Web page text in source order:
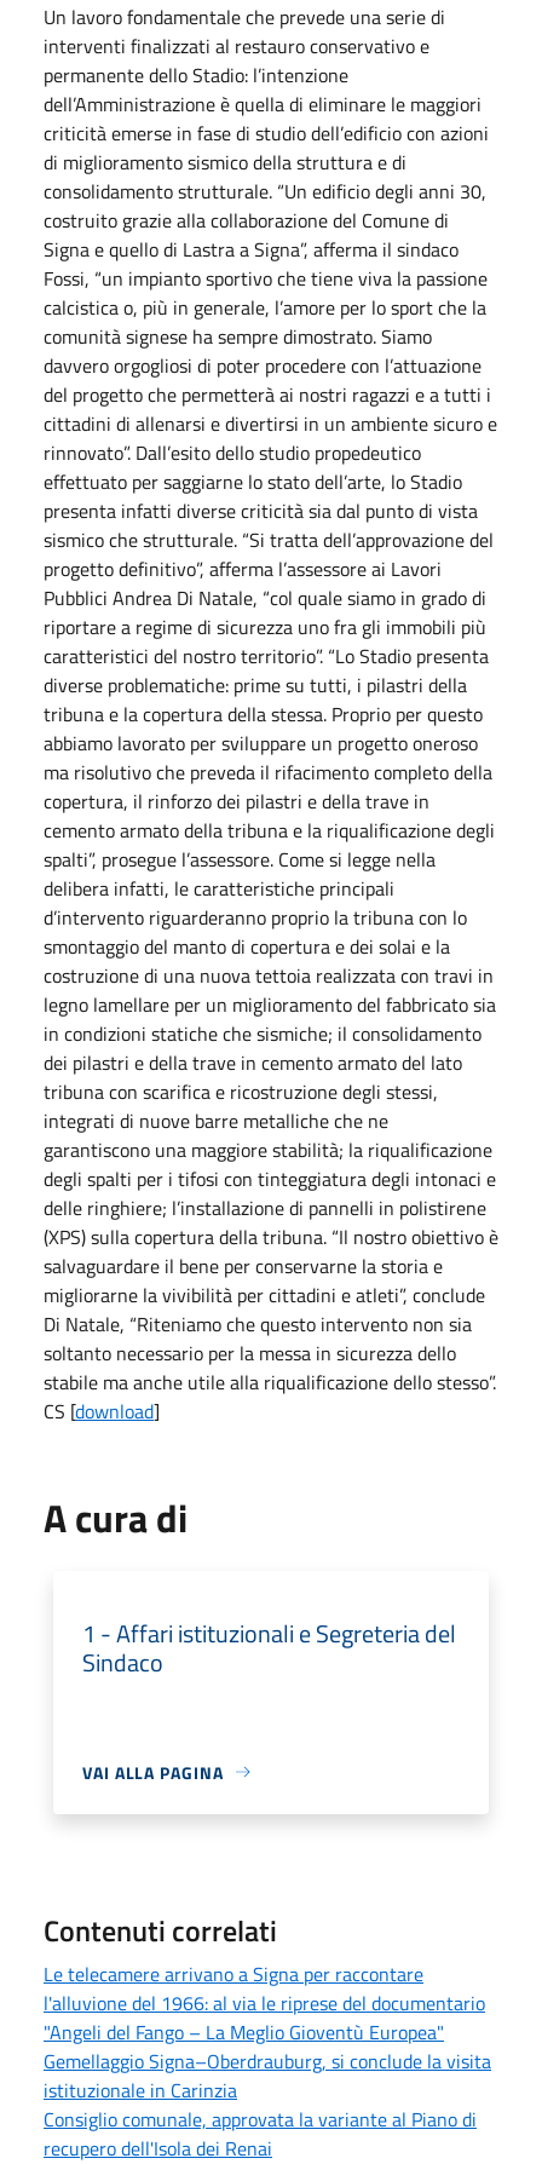
Un lavoro fondamentale che prevede una serie di
interventi finalizzati al restauro conservativo e
permanente dello Stadio: l’intenzione
dell’Amministrazione è quella di eliminare le maggiori
criticità emerse in fase di studio dell’edificio con azioni
di miglioramento sismico della struttura e di
consolidamento strutturale. “Un edificio degli anni 30,
costruito grazie alla collaborazione del Comune di
Signa e quello di Lastra a Signa”, afferma il sindaco
Fossi, “un impianto sportivo che tiene viva la passione
calcistica o, più in generale, l’amore per lo sport che la
comunità signese ha sempre dimostrato. Siamo
davvero orgogliosi di poter procedere con l’attuazione
del progetto che permetterà ai nostri ragazzi e a tutti i
cittadini di allenarsi e divertirsi in un ambiente sicuro e
rinnovato”. Dall’esito dello studio propedeutico
effettuato per saggiarne lo stato dell’arte, lo Stadio
presenta infatti diverse criticità sia dal punto di vista
sismico che strutturale. “Si tratta dell’approvazione del
progetto definitivo”, afferma l’assessore ai Lavori
Pubblici Andrea Di Natale, “col quale siamo in grado di
riportare a regime di sicurezza uno fra gli immobili più
caratteristici del nostro territorio”. “Lo Stadio presenta
diverse problematiche: prime su tutti, i pilastri della
tribuna e la copertura della stessa. Proprio per questo
abbiamo lavorato per sviluppare un progetto oneroso
ma risolutivo che preveda il rifacimento completo della
copertura, il rinforzo dei pilastri e della trave in
cemento armato della tribuna e la riqualificazione degli
spalti”, prosegue l’assessore. Come si legge nella
delibera infatti, le caratteristiche principali
d’intervento riguarderanno proprio la tribuna con lo
smontaggio del manto di copertura e dei solai e la
costruzione di una nuova tettoia realizzata con travi in
legno lamellare per un miglioramento del fabbricato sia
in condizioni statiche che sismiche; il consolidamento
dei pilastri e della trave in cemento armato del lato
tribuna con scarifica e ricostruzione degli stessi,
integrati di nuove barre metalliche che ne
garantiscono una maggiore stabilità; la riqualificazione
degli spalti per i tifosi con tinteggiatura degli intonaci e
delle ringhiere; l’installazione di pannelli in polistirene
(XPS) sulla copertura della tribuna. “Il nostro obiettivo è
salvaguardare il bene per conservarne la storia e
migliorarne la vivibilità per cittadini e atleti”, conclude
Di Natale, “Riteniamo che questo intervento non sia
soltanto necessario per la messa in sicurezza dello
stabile ma anche utile alla riqualificazione dello stesso”.
CS [download]
A cura di
1 - Affari istituzionali e Segreteria del
Sindaco
VAI ALLA PAGINA
Contenuti correlati
Le telecamere arrivano a Signa per raccontare
l'alluvione del 1966: al via le riprese del documentario
"Angeli del Fango – La Meglio Gioventù Europea"
Gemellaggio Signa–Oberdrauburg, si conclude la visita
istituzionale in Carinzia
Consiglio comunale, approvata la variante al Piano di
recupero dell'Isola dei Renai